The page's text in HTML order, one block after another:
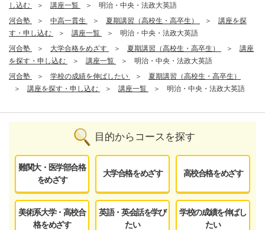
し込む
講座一覧
明治・中央・法政大英語
河合塾
中高一貫生 夏期講習（高校生・高卒生）
講座を探
す・申し込む
講座一覧
明治・中央・法政大英語
河合塾
大学合格をめざす 夏期講習（高校生・高卒生）
講座
を探す・申し込む
講座一覧
明治・中央・法政大英語
河合塾
学校の成績を伸ばしたい
夏期講習（高校生・高卒生）
講座を探す・申し込む
講座一覧 明治・中央・法政大英語
目的からコースを探す
難関大・医学部合格
をめざす
大学合格をめざす 高校合格をめざす
美術系大学・高校合
格をめざす
英語・英会話を学び
たい
学校の成績を伸ばし
たい